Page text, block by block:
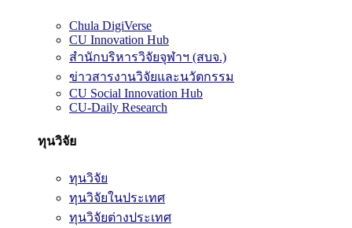
Chula DigiVerse
CU Innovation Hub
สำนักบริหารวิจัยจุฬาฯ (สบจ.)
ข่าวสารงานวิจัยและนวัตกรรม
CU Social Innovation Hub
CU-Daily Research
ทุนวิจัย
ทุนวิจัย
ทุนวิจัยในประเทศ
ทุนวิจัยต่างประเทศ